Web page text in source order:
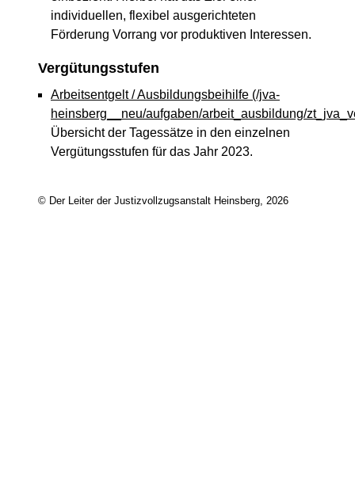
individuellen, flexibel ausgerichteten
Förderung Vorrang vor produktiven Interessen.
Vergütungsstufen
Arbeitsentgelt / Ausbildungsbeihilfe (/jva-
heinsberg__neu/aufgaben/arbeit_ausbildung/
Übersicht der Tagessätze in den einzelnen
Vergütungsstufen für das Jahr 2023.
© Der Leiter der Justizvollzugsanstalt Heinsberg, 2026